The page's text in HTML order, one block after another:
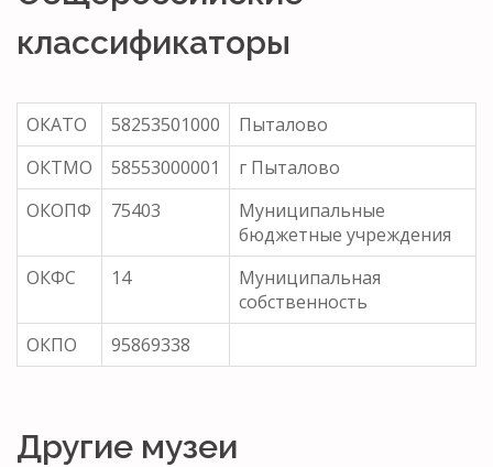
классификаторы
ОКАТО 58253501000
Пыталово
ОКТМО
58553000001
г Пыталово
ОКОПФ
75403
Муниципальные
бюджетные учреждения
ОКФС
14
Муниципальная
собственность
ОКПО
95869338
Другие музеи